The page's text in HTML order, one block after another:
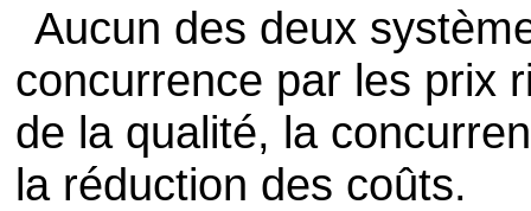
Aucun des deux
concurrence par les prix
de la qualité, la
la réduction des coûts.